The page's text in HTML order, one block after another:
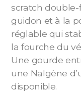
scratch double-
guidon et à la
réglable qui
la fourche du
Une gourde
une Nalgène
disponible.